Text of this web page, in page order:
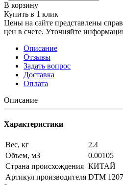
В корзину
Купить в 1 клик
Цены на сайте представлены
цен в счете. Уточняйте
Описание
Отзывы
Задать вопрос
Доставка
Оплата
Описание
Характеристики
Вес, кг
2.4
Объем, м3
0.00105
Страна происхождения КИТАЙ
Артикул производителя DTM